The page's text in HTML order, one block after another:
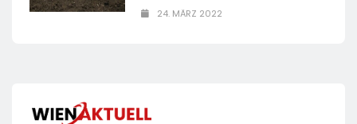
24. MÄRZ 2022